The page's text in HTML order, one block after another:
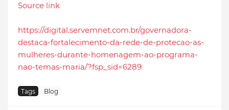
Source link
https://digital.servemnet.com.br/governadora-
destaca-fortalecimento-da-rede-de-protecao-as-
mulheres-durante-homenagem-ao-programa-
nao-temas-maria/?fsp_sid=6289
Tags Blog